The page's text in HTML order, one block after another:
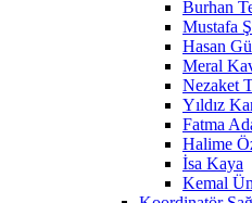
Burhan
Mustafa
Hasan
Meral
Nezaket
Yıldız
Fatma
Halime
İsa Kaya
Kemal